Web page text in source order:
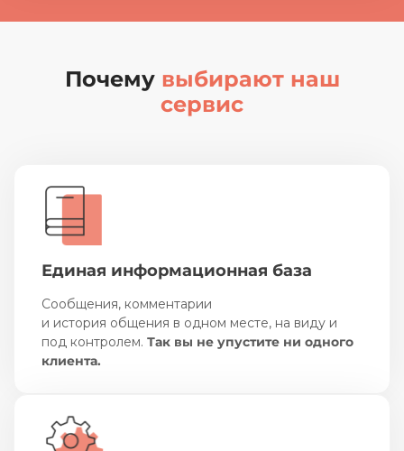
Почему выбирают наш
сервис
Единая информационная база
Сообщения, комментарии
и история общения в одном месте, на виду и
под контролем. Так вы не упустите ни одного
клиента.